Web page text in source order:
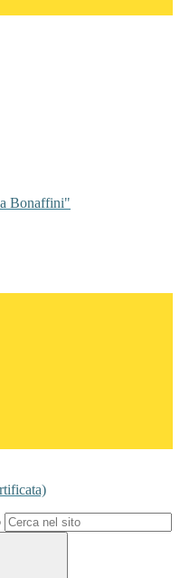
Bonaffini"